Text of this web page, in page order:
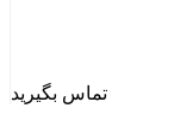
تماس بگیرید